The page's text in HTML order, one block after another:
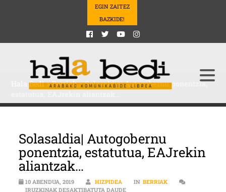
EGIN ZAITEZ
BAZKIDE!
Hala Bedi>Berriak>Solasaldia| Autogobernu ponentzia,
Solasaldia| Autogobernu
ponentzia, estatutua, EAJrekin
aliantzak…
10 ABENDUA, 2019 HIZPIDEA IN BERRIAK
IRUZKINAK DESAKTIBATUTA DAUDESOLASALDIA| AUTOGOBERNU